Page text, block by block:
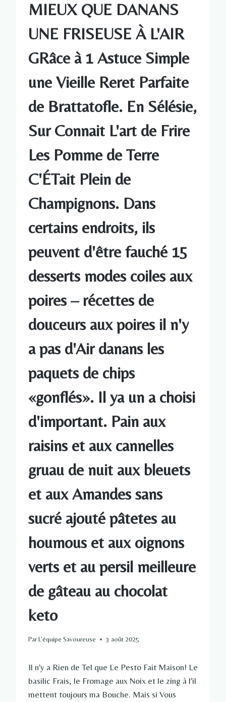
MIEUX QUE DANANS
UNE FRISEUSE À L'AIR
GRâce à 1 Astuce Simple
une Vieille Reret Parfaite
de Brattatofle. En Sélésie,
Sur Connait L'art de Frire
Les Pomme de Terre
C'ÉTait Plein de
Champignons. Dans
certains endroits, ils
peuvent d'être fauché 15
desserts modes coiles aux
poires – récettes de
douceurs aux poires il n'y
a pas d'Air danans les
paquets de chips
«gonflés». Il ya un a choisi
d'important. Pain aux
raisins et aux cannelles
gruau de nuit aux bleuets
et aux Amandes sans
sucré ajouté pâtetes au
houmous et aux oignons
verts et au persil meilleure
de gâteau au chocolat
keto
ParL'équipe Savoureuse 3 août 2025
Il n'y a Rien de Tel que Le Pesto Fait Maison! Le
basilic Frais, le Fromage aux Noix et le zing à l'il
mettent toujours ma Bouche. Mais si Vous